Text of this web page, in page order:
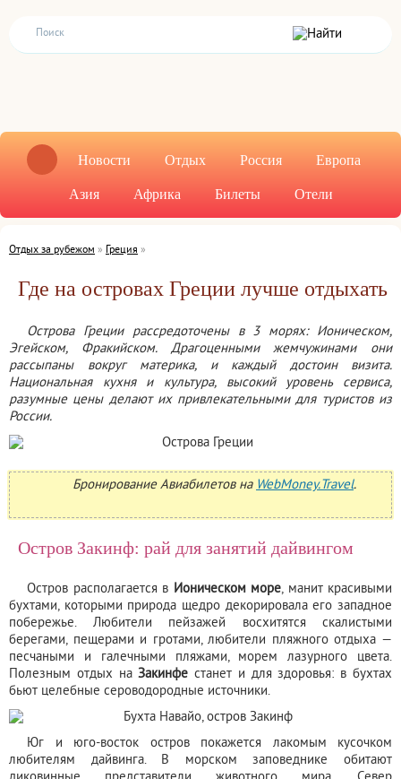
Новости Отдых Россия Европа
Азия Африка Билеты Отели
Отдых за рубежом » Греция »
Где на островах Греции лучше отдыхать
Острова Греции рассредоточены в 3 морях: Ионическом,
Эгейском, Фракийском. Драгоценными жемчужинами они
рассыпаны вокруг материка, и каждый достоин визита.
Национальная кухня и культура, высокий уровень сервиса,
разумные цены делают их привлекательными для туристов из
России.
Бронирование Авиабилетов наWebMoney.Travel.
Остров Закинф: рай для занятий дайвингом
Остров располагается в Ионическом море, манит красивыми
бухтами, которыми природа щедро декорировала его западное
побережье. Любители пейзажей восхитятся скалистыми
берегами, пещерами и гротами, любители пляжного отдыха —
песчаными и галечными пляжами, морем лазурного цвета.
Полезным отдых наЗакинфе станет и для здоровья: в бухтах
бьют целебные сероводородные источники.
Юг и юго-восток остров покажется лакомым кусочком
любителям дайвинга. В морском заповеднике обитают